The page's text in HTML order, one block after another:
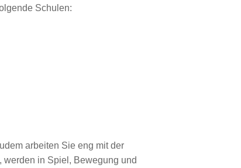
Schulen:
arbeiten Sie eng mit der
in Spiel, Bewegung und